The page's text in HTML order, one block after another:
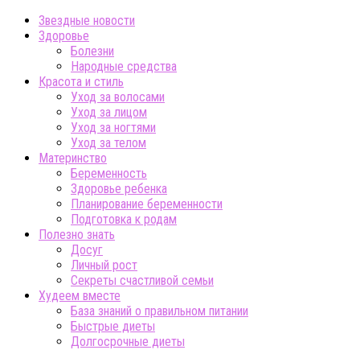
Звездные новости
Здоровье
Болезни
Народные средства
Красота и стиль
Уход за волосами
Уход за лицом
Уход за ногтями
Уход за телом
Материнство
Беременность
Здоровье ребенка
Планирование беременности
Подготовка к родам
Полезно знать
Досуг
Личный рост
Секреты счастливой семьи
Худеем вместе
База знаний о правильном питании
Быстрые диеты
Долгосрочные диеты